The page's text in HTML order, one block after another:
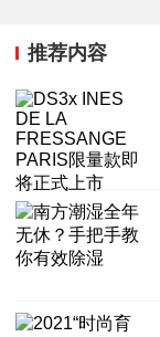
推荐内容